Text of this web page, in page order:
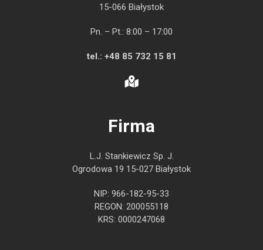
15-066 Białystok
Pn. – Pt.: 8:00 – 17:00
tel.: +48 85 732 15 81
Firma
L.J. Stankiewicz Sp. J.
Ogrodowa 19 15-027 Białystok
NIP: 966-182-95-33
REGON: 200055118
KRS: 0000247068